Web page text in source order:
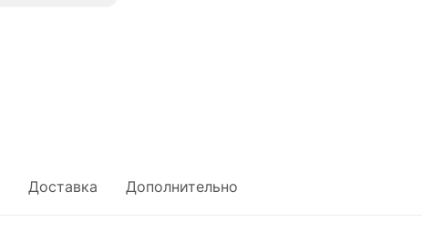
Доставка Дополнительно